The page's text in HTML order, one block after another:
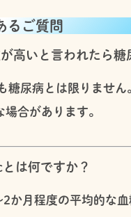
るご質問
高いと言われたら糖
糖尿病とは限りません
場合があります。
は何ですか？
2か月程度の平均的な